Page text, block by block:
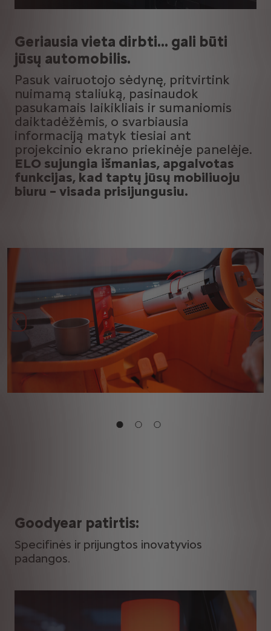
Geriausia vieta dirbti… gali būti
jūsų automobilis.
Pasuk vairuotojo sėdynę, pritvirtink
nuimamą staliuką, pasinaudok
pasukamais laikikliais ir sumaniomis
daiktadėžėmis, o svarbiausia
informaciją matyk tiesiai ant
projekcinio ekrano priekinėje panelėje.
ELO sujungia išmanias, apgalvotas
funkcijas, kad taptų jūsų mobiliuoju
biuru – visada prisijungusiu.
Ankstesnis
Goodyear patirtis:
Specifinės ir prijungtos inovatyvios
padangos.